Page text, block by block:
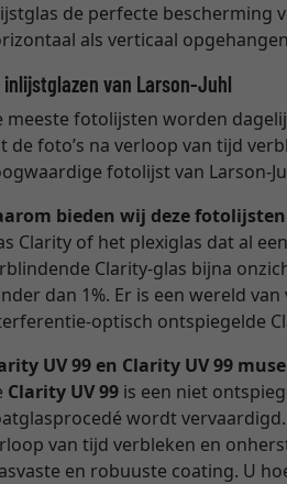
de perfecte bescherming
als verticaal
inlijstglazen van Larson-Juhl
meeste fotolijsten worden
de foto’s na verloop van tijd
fotolijst van Larson-
bieden wij deze
Clarity of het plexiglas dat al
Clarity-glas bijna
dan 1%. Er is een wereld
optisch ontspiegelde
UV 99 en Clarity UV 99
Clarity UV 99 is een niet
wordt
van tijd verbleken en
en robuuste coating. U